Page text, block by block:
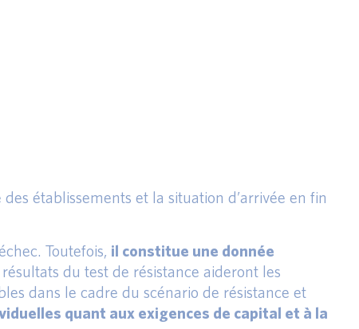
établissements et la situation d’arrivée en fin
Toutefois, il constitue une donnée
résultats du test de résistance aideront les
dans le cadre du scénario de résistance et
quant aux exigences de capital et à la